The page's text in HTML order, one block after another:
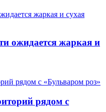
ожидается жаркая и
рядом с